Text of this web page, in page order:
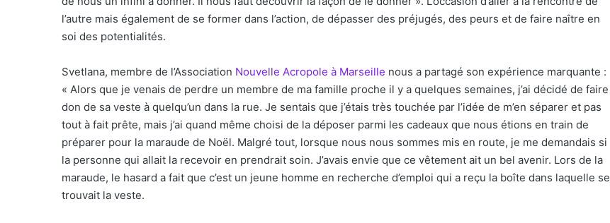
l’autre mais également de se former dans l’action, de dépasser des préjugés, des peurs et de faire naître en
soi des potentialités.
Svetlana, membre de l’Association Nouvelle Acropole à Marseille nous a partagé son expérience marquante :
« Alors que je venais de perdre un membre de ma famille proche il y a quelques semaines, j’ai décidé de faire
don de sa veste à quelqu’un dans la rue. Je sentais que j’étais très touchée par l’idée de m’en séparer et pas
tout à fait prête, mais j’ai quand même choisi de la déposer parmi les cadeaux que nous étions en train de
préparer pour la maraude de Noël. Malgré tout, lorsque nous nous sommes mis en route, je me demandais si
la personne qui allait la recevoir en prendrait soin. J’avais envie que ce vêtement ait un bel avenir. Lors de la
maraude, le hasard a fait que c’est un jeune homme en recherche d’emploi qui a reçu la boîte dans laquelle se
trouvait la veste.